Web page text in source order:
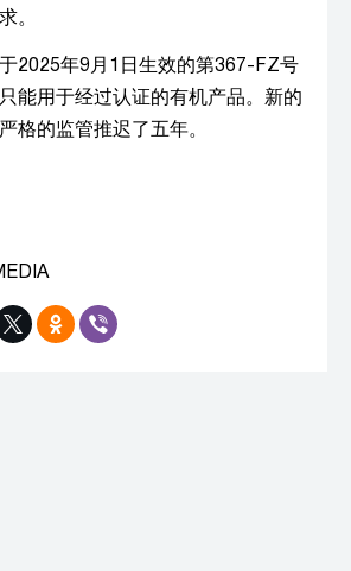
。
2025年9月1日生效的第367-FZ号
能用于经过认证的有机产品。新的
格的监管推迟了五年。